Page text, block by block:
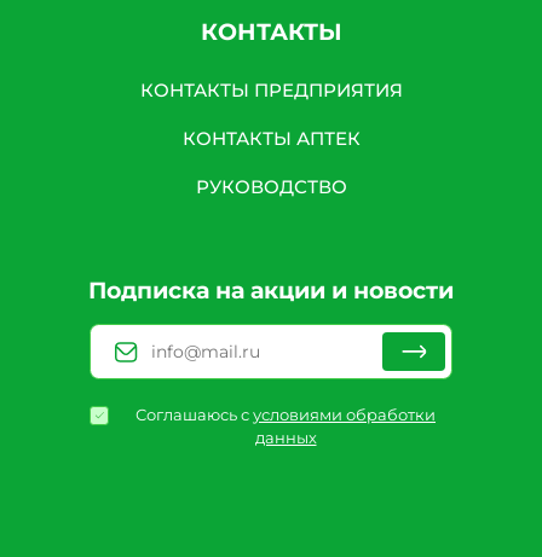
КОНТАКТЫ
КОНТАКТЫ ПРЕДПРИЯТИЯ
КОНТАКТЫ АПТЕК
РУКОВОДСТВО
Подписка на акции и новости
Соглашаюсь сусловиями обработки
данных